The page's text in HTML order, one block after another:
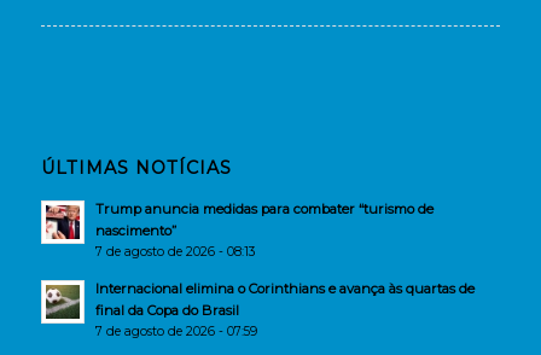
ÚLTIMAS NOTÍCIAS
Trump anuncia medidas para combater “turismo de
nascimento”
7 de agosto de 2026 - 08:13
Internacional elimina o Corinthians e avança às quartas de
final da Copa do Brasil
7 de agosto de 2026 - 07:59